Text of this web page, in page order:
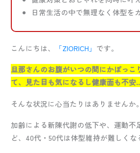
日常生活の中で無理なく体型を
こんにちは、 「ZIORICH」 です。
旦那さんのお腹がいつの間にかぽっこ
て、見た目も気になるし健康面も不安…
そんな状況に心当たりはありませんか。
加齢による新陳代謝の低下や、運動不
ど、40代・50代は体型維持が難しくな